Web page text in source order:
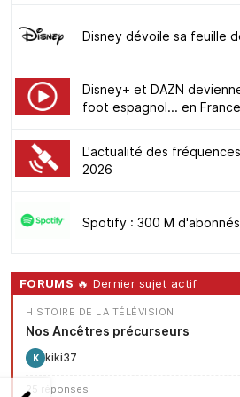
Disney dévoile sa feuille
Disney+ et DAZN
foot espagnol... en France
L'actualité des
2026
Spotify : 300 M d'abonnés
FORUMS 🔥 Dernier sujet actif
HISTOIRE DE LA TÉLÉVISION
Nos Ancêtres précurseurs
K kiki37
25 réponses